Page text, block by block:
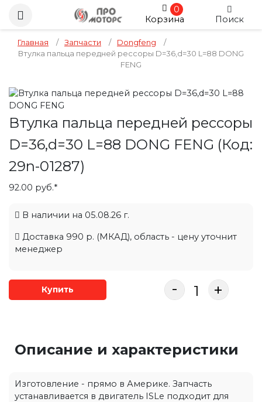
0
Корзина
Поиск
Главная / Запчасти / Dongfeng
/
Втулка пальца передней рессоры D=36,d=30 L=88 DONG
FENG
Втулка пальца передней рессоры
D=36,d=30 L=88 DONG FENG (Код:
29n-01287)
92.00 руб.*
В наличии на 05.08.26 г.
Доставка 990 р. (МКАД), область - цену уточнит
менеджер
Купить - +
Описание и характеристики
Изготовление - прямо в Америке. Запчасть
устанавливается в двигатель ISLe подходит для